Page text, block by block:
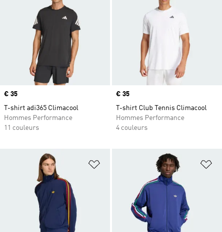
Prix
€ 35
T-shirt adi365 Climacool
Hommes Performance
11 couleurs
Prix
€ 35
T-shirt Club Tennis Climacool
Hommes Performance
4 couleurs
Ajouter à la Liste de produits